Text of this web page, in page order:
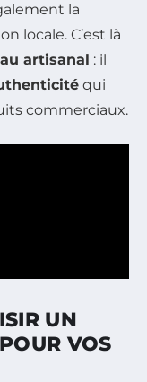
la
locale. C’est là
artisanal : il
qui
commerciaux.
UN
VOS